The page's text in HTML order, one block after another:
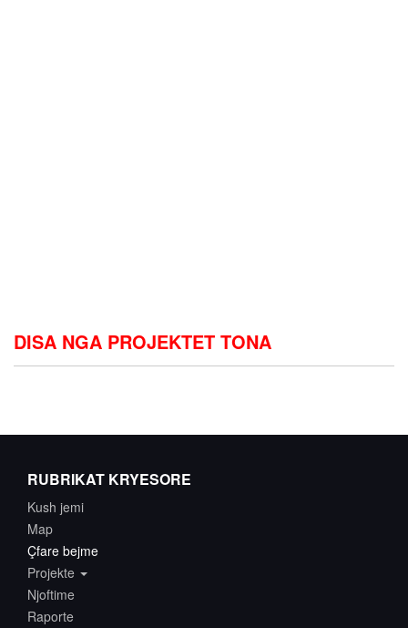
DISA NGA PROJEKTET TONA
RUBRIKAT KRYESORE
Kush jemi
Map
Çfare bejme
Projekte
Njoftime
Raporte